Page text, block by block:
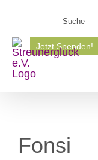
springen
Jetzt Spenden!
Fonsi